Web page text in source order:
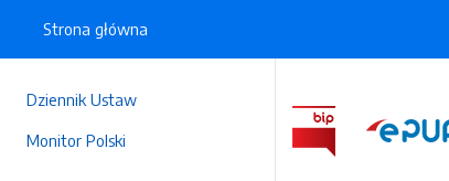
Dziennik Ustaw
Monitor Polski
Strona główna